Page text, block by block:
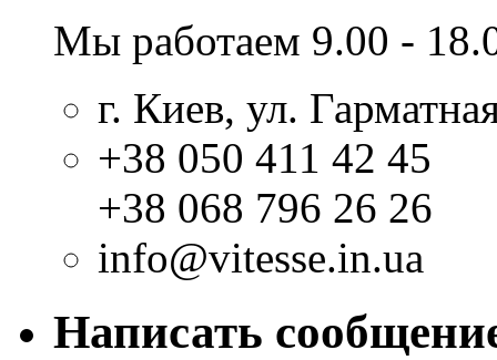
Мы работаем 9.00 -
г. Киев, ул.
+38 050 411 42 45
+38 068 796 26 26
info@vitesse.in.ua
Написать